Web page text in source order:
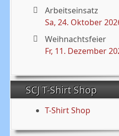
Arbeitseinsatz
Sa, 24. Oktober
Weihnachtsfeier
Fr, 11. Dezember
SCJ T-Shirt Shop
T-Shirt Shop